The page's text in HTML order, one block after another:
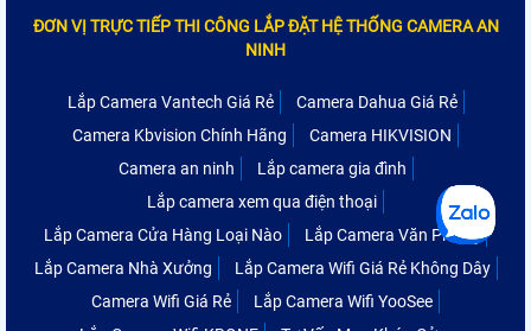
ĐƠN VỊ TRỰC TIẾP THI CÔNG LẮP ĐẶT HỆ THỐNG CAMERA AN
NINH
Lắp Camera Vantech Giá Rẻ
Camera Dahua Giá Rẻ
Camera Kbvision Chính Hãng
Camera HIKVISION
Camera an ninh
Lắp camera gia đình
Lắp camera xem qua điện thoại
Lắp Camera Cửa Hàng Loại Nào
Lắp Camera Văn Phòng
Lắp Camera Nhà Xưởng
Lắp Camera Wifi Giá Rẻ Không Dây
Camera Wifi Giá Rẻ
Lắp Camera Wifi YooSee